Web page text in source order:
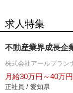
求人特集
不動産業界成長企
株式会社アールプラン
月給30万円～40万円
正社員 / 愛知県